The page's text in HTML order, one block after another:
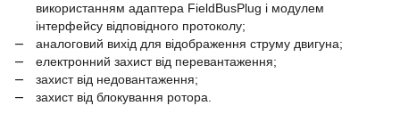
використанням адаптера FieldBusPlug і модулем
інтерфейсу відповідного протоколу;
аналоговий вихід для відображення струму двигуна;
електронний захист від перевантаження;
захист від недовантаження;
захист від блокування ротора.